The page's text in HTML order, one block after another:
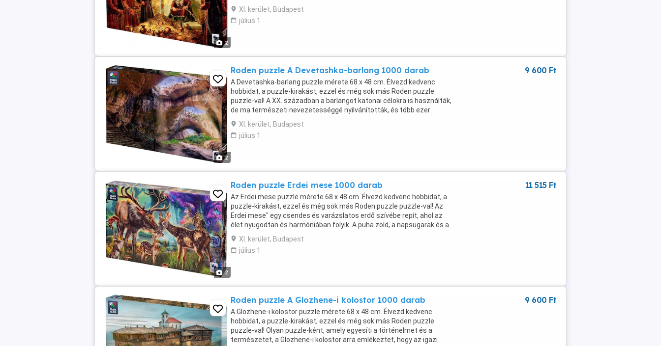
2
bölcsesség, az erő és az egység jelképéé. ...
XI. kerület, Budapest
július 1
2
Roden puzzle A Devetashka-barlang 1000 darab
A Devetashka-barlang puzzle mérete 68 x 48 cm. Élvezd kedvenc
hobbidat, a puzzle-kirakást, ezzel és még sok más Roden puzzle
puzzle-val! A XX. században a barlangot katonai célokra is használták,
de ma természeti nevezetességgé nyilvánították, és több ezer
denevér, valamint ritka növényfaj otthona. A ...
XI. kerület, Budapest
július 1
9 600 Ft
2
Roden puzzle Erdei mese 1000 darab
Az Erdei mese puzzle mérete 68 x 48 cm. Élvezd kedvenc hobbidat, a
puzzle-kirakást, ezzel és még sok más Roden puzzle puzzle-val! Az
Erdei mese" egy csendes és varázslatos erdő szívébe repít, ahol az
élet nyugodtan és harmóniában folyik. A puha zöld, a napsugarak és a
kanyargó folyó között kibontakozik ...
XI. kerület, Budapest
július 1
11 515 Ft
Roden puzzle A Glozhene-i kolostor 1000 darab
A Glozhene-i kolostor puzzle mérete 68 x 48 cm. Élvezd kedvenc
hobbidat, a puzzle-kirakást, ezzel és még sok más Roden puzzle
puzzle-val! Olyan puzzle-ként, amely egyesíti a történelmet és a
természetet, a Glozhene-i kolostor arra emlékeztet, hogy az igazi
9 600 Ft